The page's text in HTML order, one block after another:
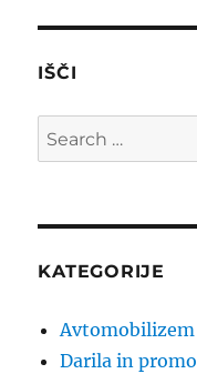
IŠČI
Search
for:
KATEGORIJE
Avtomobilizem
Darila in